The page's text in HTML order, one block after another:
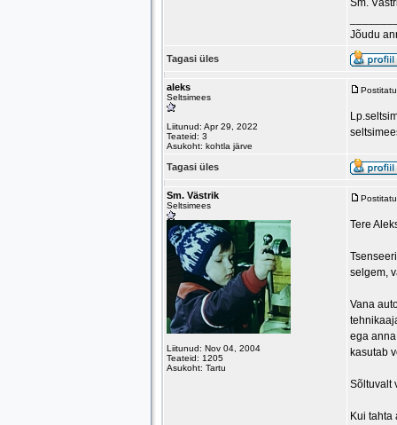
Sm.
Jõudu
Tagasi üles
aleks
Seltsimees
Liitunud: Apr 29, 2022
Teateid: 3
Asukoht: kohtla järve
Tagasi üles
Sm. Västrik
Seltsimees
Liitunud: Nov 04, 2004
Teateid: 1205
Asukoht: Tartu
Tere
selgem,
Vana
ega
kasutab
Sõltuvalt
Kui tahta